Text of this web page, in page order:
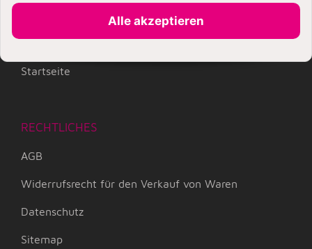
Startseite
RECHTLICHES
AGB
Widerrufsrecht für den Verkauf von Waren
Datenschutz
Sitemap
Alle akzeptieren